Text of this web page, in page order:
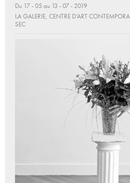
Du 17 - 05 au 13 - 07 - 2019
LA GALERIE, CENTRE D’ART
SEC